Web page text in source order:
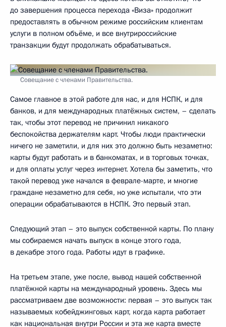
до завершения процесса перехода «Виза» продолжит
предоставлять в обычном режиме российским клиентам
услуги в полном объёме, и все внутрироссийские
транзакции будут продолжать обрабатываться.
Совещание с членами Правительства.
Самое главное в этой работе для нас, и для НСПК, и для
банков, и для международных платёжных систем, – сделать
так, чтобы этот перевод не причинил никакого
беспокойства держателям карт. Чтобы люди практически
ничего не заметили, и для них это должно быть незаметно:
карты будут работать и в банкоматах, и в торговых точках,
и для оплаты услуг через интернет. Хотела бы заметить, что
такой перевод уже начался в феврале-марте, и многие
граждане незаметно для себя, но уже испытали, что эти
операции обрабатываются в НСПК. Это первый этап.
Следующий этап – это выпуск собственной карты. По плану
мы собираемся начать выпуск в конце этого года,
в декабре этого года. Работы идут в графике.
На третьем этапе, уже после, вывод нашей собственной
платёжной карты на международный уровень. Здесь мы
рассматриваем две возможности: первая – это выпуск так
называемых кобейджинговых карт, когда карта работает
как национальная внутри России и эта же карта вместе